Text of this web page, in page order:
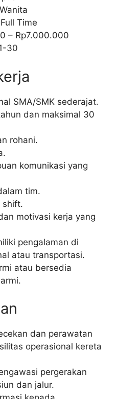
Full Time
– Rp7.000.000
30
SMA/SMK sederajat.
dan maksimal 30
rohani.
komunikasi yang
tim.
shift.
motivasi kerja yang
pengalaman di
atau transportasi.
atau bersedia
dan perawatan
operasional kereta
pergerakan
dan jalur.